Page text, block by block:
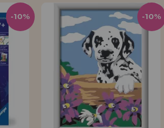
-10% -10%